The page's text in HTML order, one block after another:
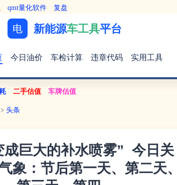
qmt量化软件 复盘
电 新能源车工具平台
今日油价 车检计算 违章代码 实用工具
二手估值 车牌估值
﹥ 头条
成巨大的补水喷雾” 今日关
象：节后第一天、第二天